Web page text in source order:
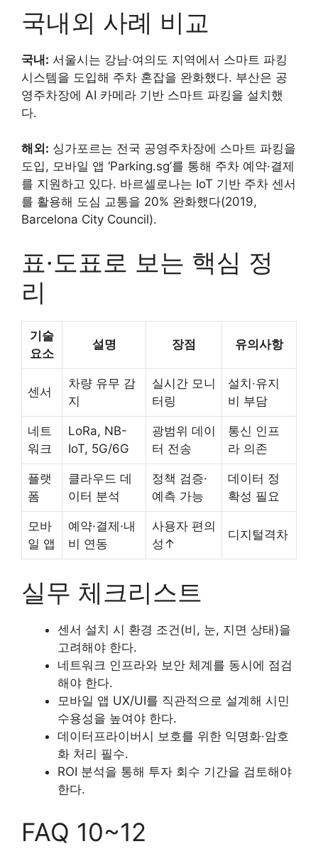
국내외 사례 비교
국내: 서울시는 강남·여의도 지역에서 스마트 파킹
시스템을 도입해 주차 혼잡을 완화했다. 부산은 공
영주차장에 AI 카메라 기반 스마트 파킹을 설치했
다.
해외: 싱가포르는 전국 공영주차장에 스마트 파킹을
도입, 모바일 앱 ‘Parking.sg’를 통해 주차 예약·결제
를 지원하고 있다. 바르셀로나는 IoT 기반 주차 센서
를 활용해 도심 교통을 20% 완화했다(2019,
Barcelona City Council).
표·도표로 보는 핵심 정
리
기술
요소
설명 장점 유의사항
센서
차량 유무 감
지
실시간 모니
터링
설치·유지
비 부담
네트
워크
LoRa, NB-
IoT, 5G/6G
광범위 데이
터 전송
통신 인프
라 의존
플랫
폼
클라우드 데
이터 분석
정책 검증·
예측 가능
데이터 정
확성 필요
모바
일 앱
예약·결제·내
비 연동
사용자 편의
성↑
디지털격차
실무 체크리스트
센서 설치 시 환경 조건(비, 눈, 지면 상태)을
고려해야 한다.
네트워크 인프라와 보안 체계를 동시에 점검
해야 한다.
모바일 앱 UX/UI를 직관적으로 설계해 시민
수용성을 높여야 한다.
데이터프라이버시 보호를 위한 익명화·암호
화 처리 필수.
ROI 분석을 통해 투자 회수 기간을 검토해야
한다.
FAQ 10~12